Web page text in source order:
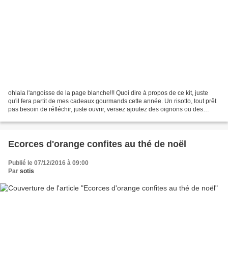
ohlala l'angoisse de la page blanche!!! Quoi dire à propos de ce kit, juste
qu'il fera partit de mes cadeaux gourmands cette année. Un risotto, tout prêt
pas besoin de réfléchir, juste ouvrir, versez ajoutez des oignons ou des
Ecorces d'orange confites au thé de noël
Publié le 07/12/2016 à 09:00
Par sotis